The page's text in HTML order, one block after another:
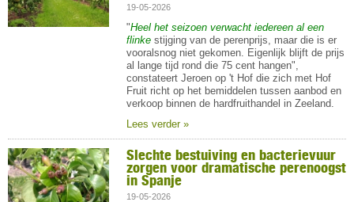
19-05-2026
"Heel het seizoen verwacht iedereen al een
flinkestijging van de perenprijs, maar die is er
vooralsnog niet gekomen. Eigenlijk blijft de prijs
al lange tijd rond die 75 cent hangen",
constateert Jeroen op 't Hof die zich met Hof
Fruit richt op het bemiddelen tussen aanbod en
verkoop binnen de hardfruithandel in Zeeland.
Lees verder »
Slechte bestuiving en bacterievuur
zorgen voor dramatische perenoogst
in Spanje
19-05-2026